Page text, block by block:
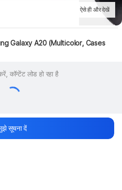
ऐसे ही और देखें
Galaxy A20 (Multicolor, Cases
कॉन्टेंट लोड हो रहा है
सूचना दें